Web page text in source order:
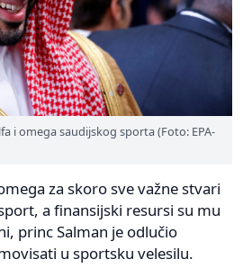
i omega saudijskog sporta (Foto: EPA-
za skoro sve važne stvari
a finansijski resursi su mu
princ Salman je odlučio
u sportsku velesilu.